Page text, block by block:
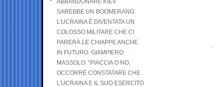
ABBANDONARE KIEV
SAREBBE UN BOOMERANG:
L’UCRAINA È DIVENTATA UN
COLOSSO MILITARE CHE CI
PARERÀ LE CHIAPPE ANCHE
IN FUTURO. GIAMPIERO
MASSOLO: “PIACCIA O NO,
OCCORRE CONSTATARE CHE
L’UCRAINA E IL SUO ESERCITO